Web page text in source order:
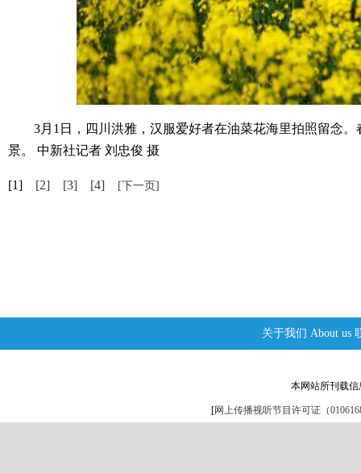
3月1日，四川洪雅，汉服爱好者在油菜花海里拍照留念。
景。 中新社记者 刘忠俊 摄
[1] [2] [3] [4] [下一页]
关于我们 About us
本网站所刊载
[网上传播视听节目许可证（